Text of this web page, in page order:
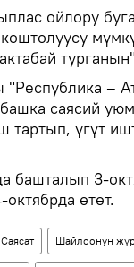
ойлору
"Республика –
саясий
үгүт
башталып 3-
өтөт.
Саясат Шайлоонун